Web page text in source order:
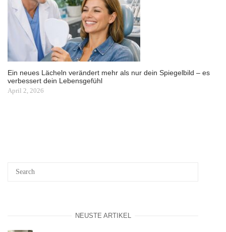
Ein neues Lächeln verändert mehr als nur dein Spiegelbild – es
verbessert dein Lebensgefühl
April 2, 2026
NEUSTE ARTIKEL